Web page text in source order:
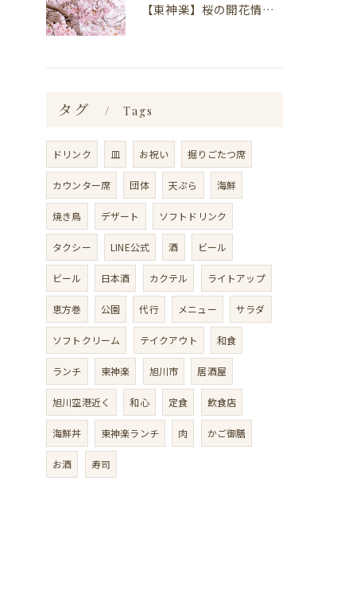
【東神楽】桜の開花情報＆お花見スポット｜ランチ・喫茶＆居酒屋 和心
タグ Tags
ドリンク 皿 お祝い 掘りごたつ席
カウンター席 団体 天ぷら 海鮮
焼き鳥 デザート ソフトドリンク
タクシー LINE公式 酒 ビール
ビール 日本酒 カクテル ライトアップ
恵方巻 公園 代行 メニュー サラダ
ソフトクリーム テイクアウト 和食
ランチ 東神楽 旭川市 居酒屋
旭川空港近く 和心 定食 飲食店
海鮮丼 東神楽ランチ 肉 かご御膳
お酒 寿司